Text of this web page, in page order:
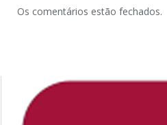
Os comentários estão fechados.